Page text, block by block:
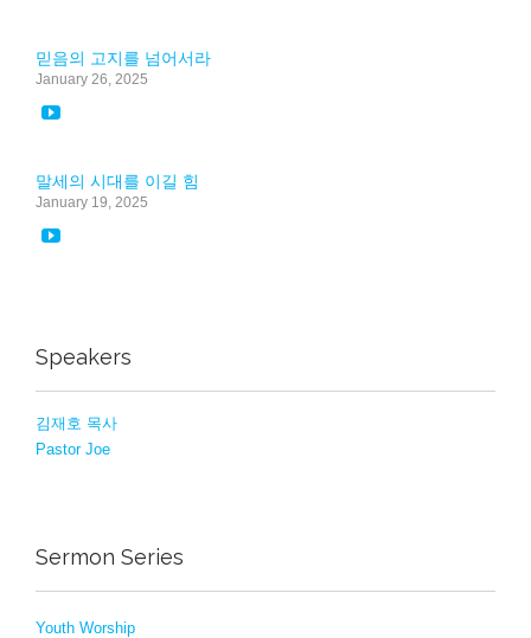
믿음의 고지를 넘어서라
January 26, 2025

말세의 시대를 이길 힘
January 19, 2025

Speakers
김재호 목사
Pastor Joe
Sermon Series
Youth Worship